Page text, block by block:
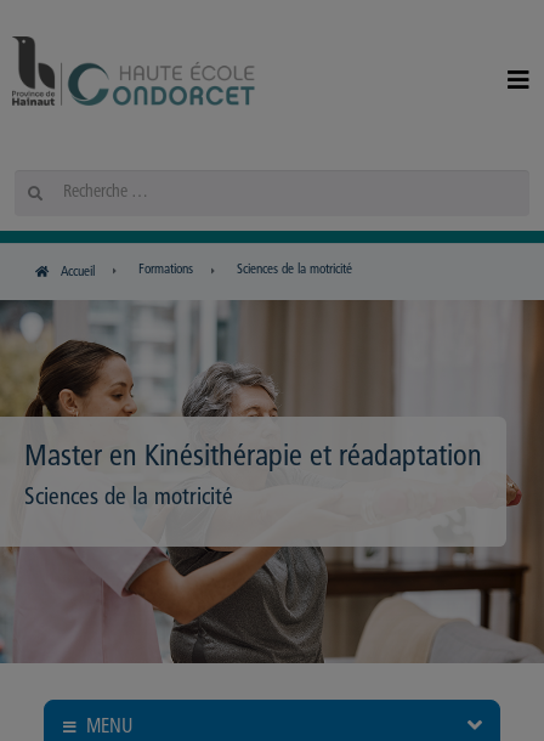
Rechercher
Accueil Formations Sciences de la motricité
Master en Kinésithérapie et réadaptation
Sciences de la motricité
MENU